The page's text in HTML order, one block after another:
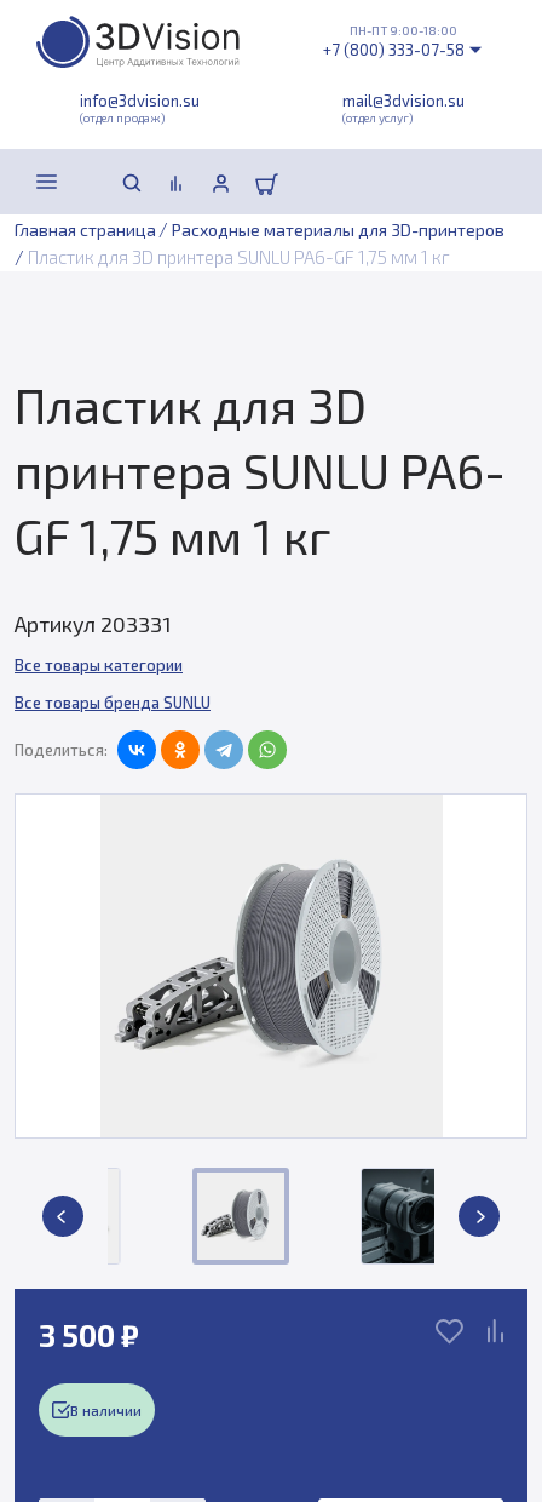
info@3dvision.su
(отдел продаж)
mail@3dvision.su
(отдел услуг)
ПН-ПТ 9:00-18:00
+7 (800) 333-07-58
Главная страница / Расходные материалы для 3D-принтеров
/ Пластик для 3D принтера SUNLU PA6-GF 1,75 мм 1 кг
Пластик для 3D
принтера SUNLU PA6-
GF 1,75 мм 1 кг
Артикул 203331
Все товары категории
Все товары бренда SUNLU
Поделиться:
3 500 ₽
В наличии